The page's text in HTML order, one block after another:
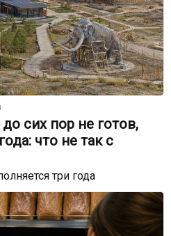
сих пор не готов,
что не так с
три года